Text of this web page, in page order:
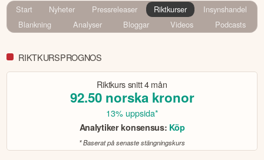
Start Nyheter Pressreleaser Riktkurser
Insynshandel
Blankning
Analyser Bloggar Videos Podcasts
RIKTKURSPROGNOS
Riktkurs snitt4 mån
92.50 norska kronor
13% uppsida*
Analytiker konsensus: Köp
* Baserat på senaste stängningskurs